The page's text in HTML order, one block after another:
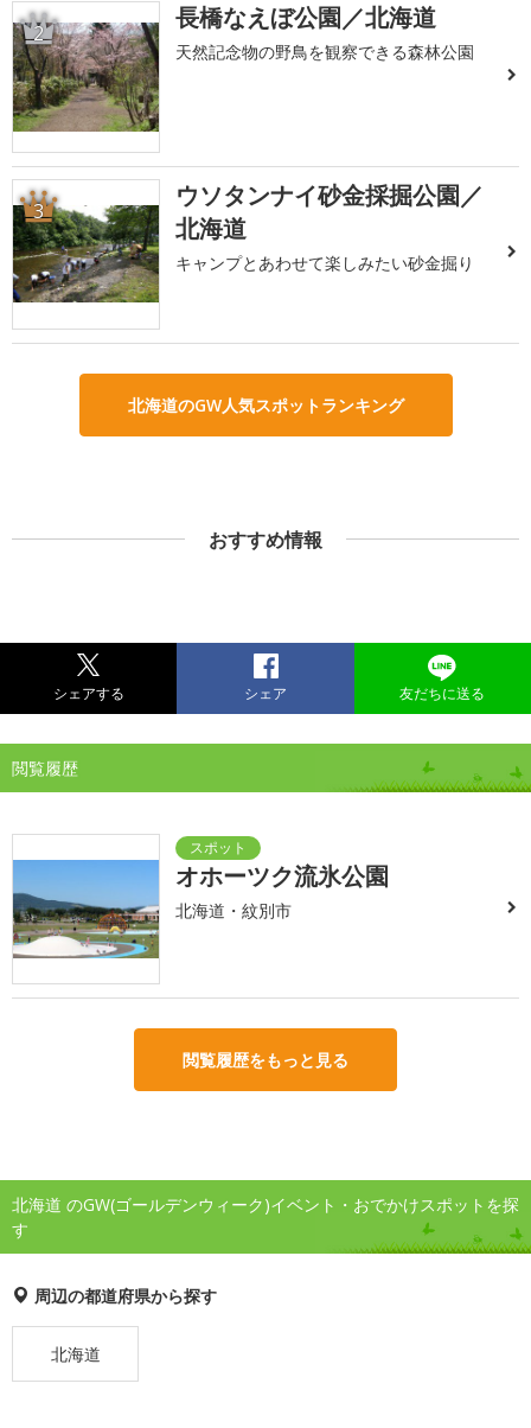
2 長橋なえぼ公園／北海道
天然記念物の野鳥を観察できる森林公園
3
ウソタンナイ砂金採掘公園／
北海道
キャンプとあわせて楽しみたい砂金掘り
北海道のGW人気スポットランキング
おすすめ情報
シェアする シェア 友だちに送る
閲覧履歴
オホーツク流氷公園
北海道・紋別市
閲覧履歴をもっと見る
北海道 のGW(ゴールデンウィーク)イベント・おでかけスポットを探
す
周辺の都道府県から探す
北海道